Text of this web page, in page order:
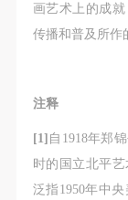
画艺术上的成
传播和普及所作
注释
[1]自1918年郑
时的国立北平
泛指1950年中